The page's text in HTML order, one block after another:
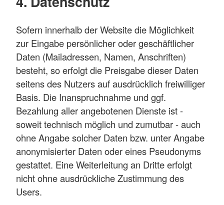
Sofern innerhalb der Website die Möglichkeit
zur Eingabe persönlicher oder geschäftlicher
Daten (Mailadressen, Namen, Anschriften)
besteht, so erfolgt die Preisgabe dieser Daten
seitens des Nutzers auf ausdrücklich freiwilliger
Basis. Die Inanspruchnahme und ggf.
Bezahlung aller angebotenen Dienste ist -
soweit technisch möglich und zumutbar - auch
ohne Angabe solcher Daten bzw. unter Angabe
anonymisierter Daten oder eines Pseudonyms
gestattet. Eine Weiterleitung an Dritte erfolgt
nicht ohne ausdrückliche Zustimmung des
Users.